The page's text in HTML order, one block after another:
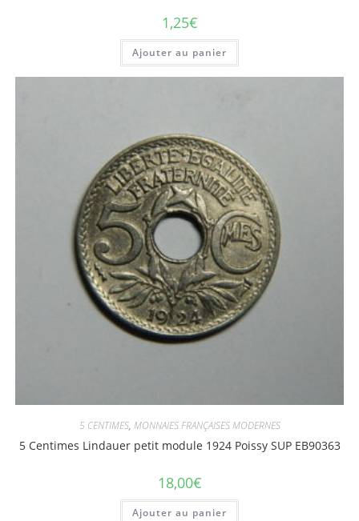
1,25€
Ajouter au panier
5 CENTIMES, MONNAIES FRANÇAISES MODERNES
5 Centimes Lindauer petit module 1924 Poissy SUP EB90363
18,00€
Ajouter au panier